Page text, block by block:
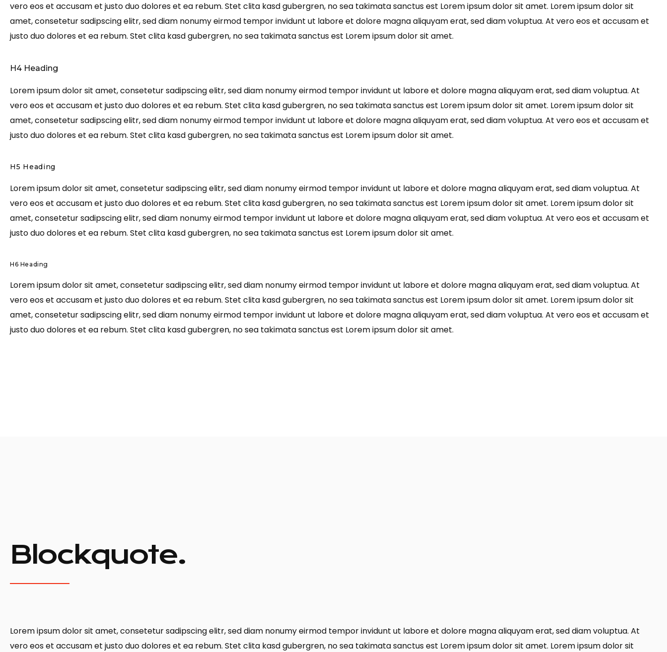
vero eos et accusam et justo duo dolores et ea rebum. Stet clita kasd gubergren, no sea takimata sanctus est Lorem ipsum dolor sit amet. Lorem ipsum dolor sit
amet, consetetur sadipscing elitr, sed diam nonumy eirmod tempor invidunt ut labore et dolore magna aliquyam erat, sed diam voluptua. At vero eos et accusam et
justo duo dolores et ea rebum. Stet clita kasd gubergren, no sea takimata sanctus est Lorem ipsum dolor sit amet.
H4 Heading
Lorem ipsum dolor sit amet, consetetur sadipscing elitr, sed diam nonumy eirmod tempor invidunt ut labore et dolore magna aliquyam erat, sed diam voluptua. At
vero eos et accusam et justo duo dolores et ea rebum. Stet clita kasd gubergren, no sea takimata sanctus est Lorem ipsum dolor sit amet. Lorem ipsum dolor sit
amet, consetetur sadipscing elitr, sed diam nonumy eirmod tempor invidunt ut labore et dolore magna aliquyam erat, sed diam voluptua. At vero eos et accusam et
justo duo dolores et ea rebum. Stet clita kasd gubergren, no sea takimata sanctus est Lorem ipsum dolor sit amet.
H5 Heading
Lorem ipsum dolor sit amet, consetetur sadipscing elitr, sed diam nonumy eirmod tempor invidunt ut labore et dolore magna aliquyam erat, sed diam voluptua. At
vero eos et accusam et justo duo dolores et ea rebum. Stet clita kasd gubergren, no sea takimata sanctus est Lorem ipsum dolor sit amet. Lorem ipsum dolor sit
amet, consetetur sadipscing elitr, sed diam nonumy eirmod tempor invidunt ut labore et dolore magna aliquyam erat, sed diam voluptua. At vero eos et accusam et
justo duo dolores et ea rebum. Stet clita kasd gubergren, no sea takimata sanctus est Lorem ipsum dolor sit amet.
H6 Heading
Lorem ipsum dolor sit amet, consetetur sadipscing elitr, sed diam nonumy eirmod tempor invidunt ut labore et dolore magna aliquyam erat, sed diam voluptua. At
vero eos et accusam et justo duo dolores et ea rebum. Stet clita kasd gubergren, no sea takimata sanctus est Lorem ipsum dolor sit amet. Lorem ipsum dolor sit
amet, consetetur sadipscing elitr, sed diam nonumy eirmod tempor invidunt ut labore et dolore magna aliquyam erat, sed diam voluptua. At vero eos et accusam et
justo duo dolores et ea rebum. Stet clita kasd gubergren, no sea takimata sanctus est Lorem ipsum dolor sit amet.
Blockquote.
Lorem ipsum dolor sit amet, consetetur sadipscing elitr, sed diam nonumy eirmod tempor invidunt ut labore et dolore magna aliquyam erat, sed diam voluptua. At
vero eos et accusam et justo duo dolores et ea rebum. Stet clita kasd gubergren, no sea takimata sanctus est Lorem ipsum dolor sit amet. Lorem ipsum dolor sit